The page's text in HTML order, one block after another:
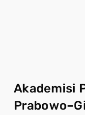
Akademisi